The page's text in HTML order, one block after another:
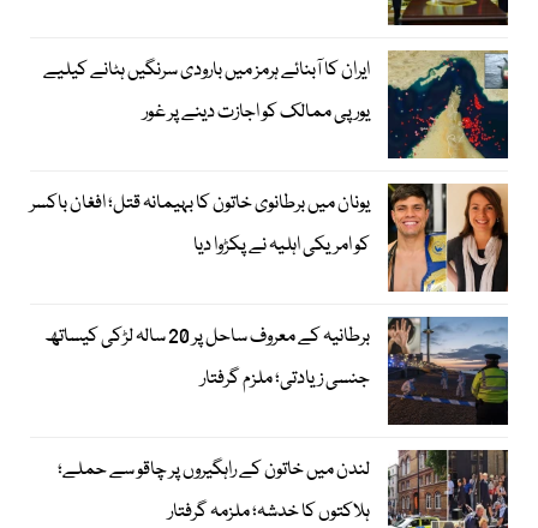
ایران کا آبنائے ہرمز میں بارودی سرنگیں ہٹانے کیلیے
یورپی ممالک کو اجازت دینے پر غور
یونان میں برطانوی خاتون کا بہیمانہ قتل؛ افغان باکسر
کو امریکی اہلیہ نے پکڑوا دیا
برطانیہ کے معروف ساحل پر 20 سالہ لڑکی کیساتھ
جنسی زیادتی؛ ملزم گرفتار
لندن میں خاتون کے راہگیروں پر چاقو سے حملے؛
ہلاکتوں کا خدشہ؛ ملزمہ گرفتار